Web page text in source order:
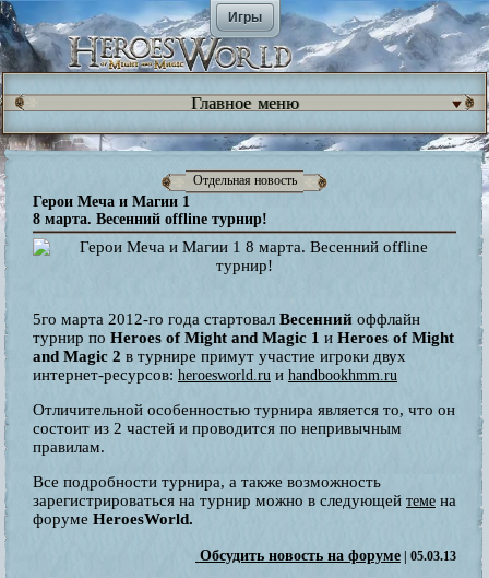
Игры
Главное меню
Отдельная новость
Герои Меча и Магии 1
8 марта. Весенний offline турнир!
5го марта 2012-го года стартовал Весенний оффлайн
турнир по Heroes of Might and Magic 1 и Heroes of Might
and Magic 2 в турнире примут участие игроки двух
интернет-ресурсов: heroesworld.ru и handbookhmm.ru
Отличительной особенностью турнира является то, что он
состоит из 2 частей и проводится по непривычным
правилам.
Все подробности турнира, а также возможность
зарегистрироваться на турнир можно в следующей теме на
форуме HeroesWorld.
Обсудить новость на форуме | 05.03.13